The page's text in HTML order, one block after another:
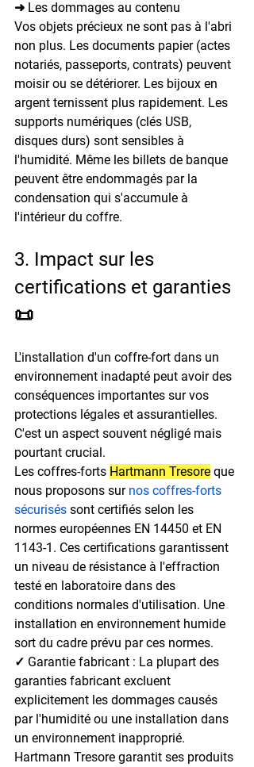
➜ Les dommages au contenu
Vos objets précieux ne sont pas à l'abri
non plus. Les documents papier (actes
notariés, passeports, contrats) peuvent
moisir ou se détériorer. Les bijoux en
argent ternissent plus rapidement. Les
supports numériques (clés USB,
disques durs) sont sensibles à
l'humidité. Même les billets de banque
peuvent être endommagés par la
condensation qui s'accumule à
l'intérieur du coffre.
3. Impact sur les
certifications et garanties
📜
L'installation d'un coffre-fort dans un
environnement inadapté peut avoir des
conséquences importantes sur vos
protections légales et assurantielles.
C'est un aspect souvent négligé mais
pourtant crucial.
Les coffres-forts Hartmann Tresore que
nous proposons sur nos coffres-forts
sécurisés sont certifiés selon les
normes européennes EN 14450 et EN
1143-1. Ces certifications garantissent
un niveau de résistance à l'effraction
testé en laboratoire dans des
conditions normales d'utilisation. Une
installation en environnement humide
sort du cadre prévu par ces normes.
✓ Garantie fabricant : La plupart des
garanties fabricant excluent
explicitement les dommages causés
par l'humidité ou une installation dans
un environnement inapproprié.
Hartmann Tresore garantit ses produits